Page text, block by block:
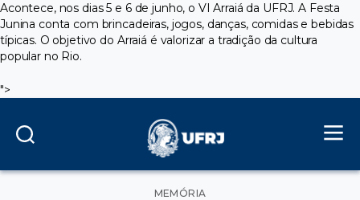
Acontece, nos dias 5 e 6 de junho, o VI Arraiá da UFRJ. A Festa
Junina conta com brincadeiras, jogos, danças, comidas e bebidas
típicas. O objetivo do Arraiá é valorizar a tradição da cultura
popular no Rio.
">
Categorias
MEMÓRIA